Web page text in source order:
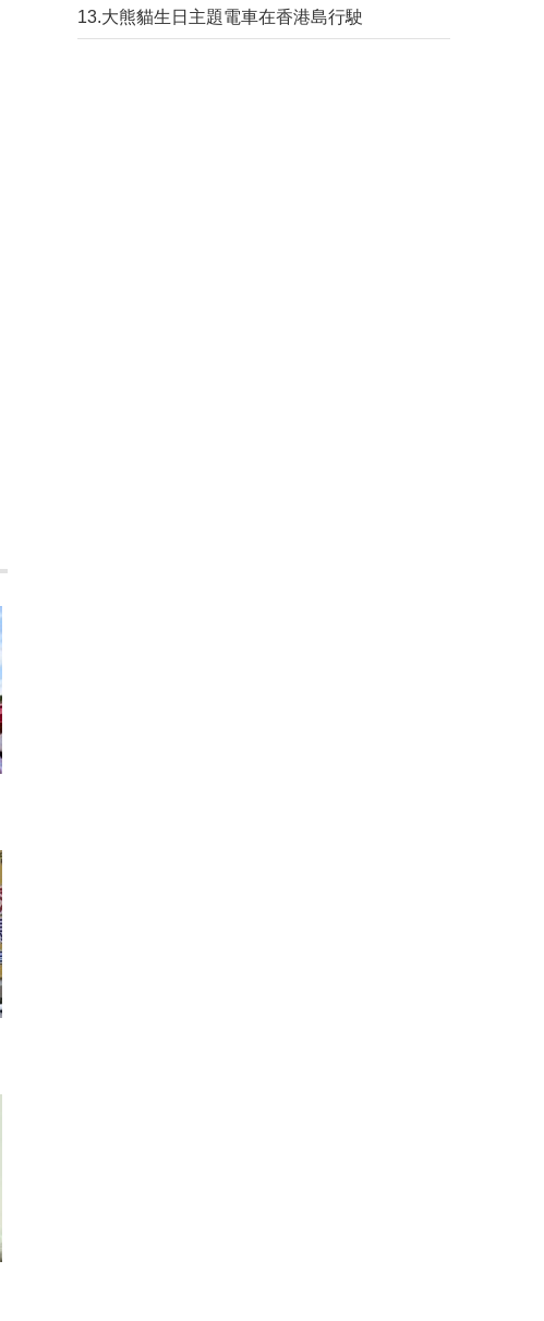
13.大熊貓生日主題電車在香港島行駛